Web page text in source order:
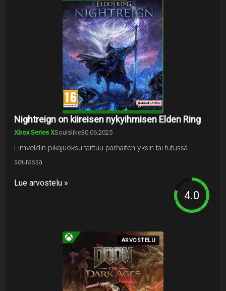
Nightreign on kiireisen nykyihmisen Elden Ring
Xbox Series XSoulslike30.06.2025
Limveldin pikajuoksu taittuu parhaiten yksin tai tutussa
seurassa.
Lue arvostelu »
ARVOSTELU